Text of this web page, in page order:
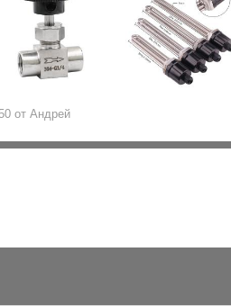
от Андрей